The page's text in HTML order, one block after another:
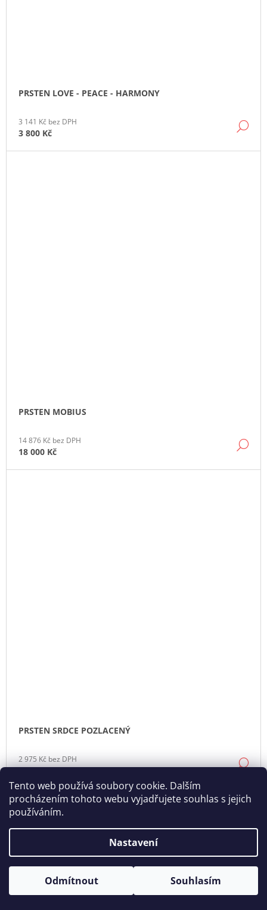
Tento web používá soubory cookie. Dalším
procházením tohoto webu vyjadřujete souhlas s jejich
používáním.
Nastavení
Odmítnout Souhlasím
Otevírací doba: Úterý - Neděle 11:00 - 19:00 ⎮ Pátek 6.8. - Neděle
PRSTEN LOVE - PEACE - HARMONY
3 141 Kč bez DPH
3 800 Kč
PRSTEN MOBIUS
14 876 Kč bez DPH
18 000 Kč
PRSTEN SRDCE POZLACENÝ
2 975 Kč bez DPH
3 600 Kč